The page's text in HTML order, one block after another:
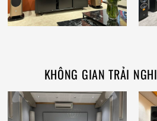
KHÔNG GIAN TRẢI